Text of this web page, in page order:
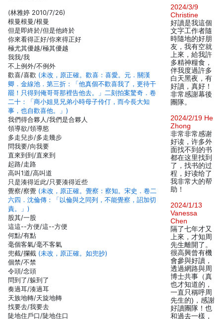
(林雅婷 2010/7/26)
根曼根曼/根曼
但是即終於/但是他終於
你來看得正好/你來得正好
極尤其優越/極其優越
我我/我
不上例外/不例外
歡喜/喜歡 (未改，原正確。歡喜：喜愛。元．關漢
卿．金線池．第三折：「他真個不歡喜我了，更待干
罷！只得到俺哥哥那裡告他去。」二刻拍案驚奇．卷
二十：「商小姐見兄弟小時母子伶仃，而今長大知
事，也自歡喜他。」)
我們得合夥人/我們是合夥人
領導欲/領導慾
多走兒步/多走幾步
問我要/向我要
直來到到/直來到
起路/走路
高叫1道/高叫道
只是湊得近此/只要湊得近些
覺察/察覺 (未改，原正確。覺察：察知。宋史．卷二
六四．沈倫傳：「以倫與之同列，不能覺察，詔加切
責。」)
股其/一股
這這--方便/這--方便
何點/有點
毫個客氣/毫不客氣
兜截/攔截 (未改，原正確。如兜抄)
個禁/不禁
令頭/念頭
問到了/躲到了
奏過耳/湊過耳
天族地轉/天旋地轉
找要去/我要去
陡地住戶口/陡地住口
2024/3/9
Christine
好讀是我這個
文字工作者隨
時隨地的好朋
友，我有空就
上來，給我許
多精神糧食，
伴我度過許多
白天黑夜，有
好讀，真好！
非常感謝幕後
團隊。
2024/2/19 He
Zhong
非常非常感谢
好读，许多外
面找不到的书
都在这里找到
了，找书的过
程，好读给了
我非常大的帮
助！
2024/1/13
Vanessa
Chen
隔了七年才又
上來，才知周
先生離開了。
很高興曾有機
會參與好讀，
透過網路與周
博士共事（真
也才知道的，
一直只稱呼周
先生的)，感謝
好讀團隊！也
和過去一樣，